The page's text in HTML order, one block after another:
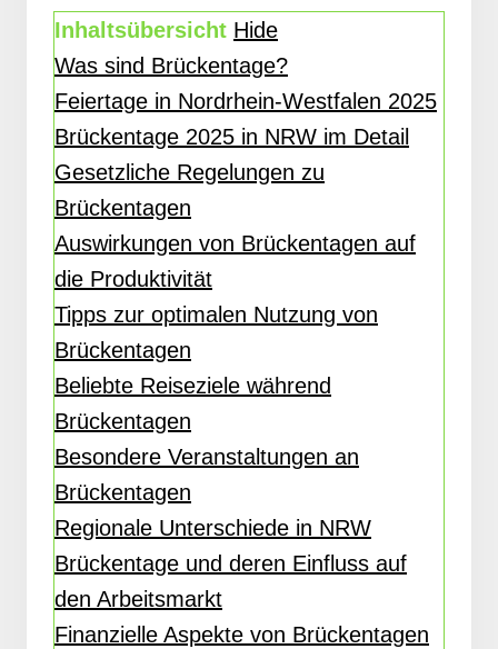
Inhaltsübersicht Hide
Was sind Brückentage?
Feiertage in Nordrhein-Westfalen 2025
Brückentage 2025 in NRW im Detail
Gesetzliche Regelungen zu
Brückentagen
Auswirkungen von Brückentagen auf
die Produktivität
Tipps zur optimalen Nutzung von
Brückentagen
Beliebte Reiseziele während
Brückentagen
Besondere Veranstaltungen an
Brückentagen
Regionale Unterschiede in NRW
Brückentage und deren Einfluss auf
den Arbeitsmarkt
Finanzielle Aspekte von Brückentagen